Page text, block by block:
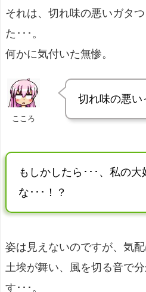
それは、切れ味の悪いガタ
た･･･。
何かに気付いた無惨。
こころ
切れ味の悪い
もしかしたら･･･、私の大
な･･･！？
姿は見えないのですが、気配
土埃が舞い、風を切る音で
す･･･。